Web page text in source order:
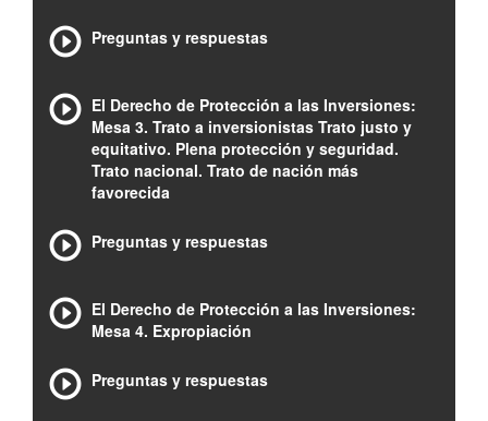
Preguntas y respuestas
El Derecho de Protección a las Inversiones:
Mesa 3. Trato a inversionistas Trato justo y
equitativo. Plena protección y seguridad.
Trato nacional. Trato de nación más
favorecida
Preguntas y respuestas
El Derecho de Protección a las Inversiones:
Mesa 4. Expropiación
Preguntas y respuestas